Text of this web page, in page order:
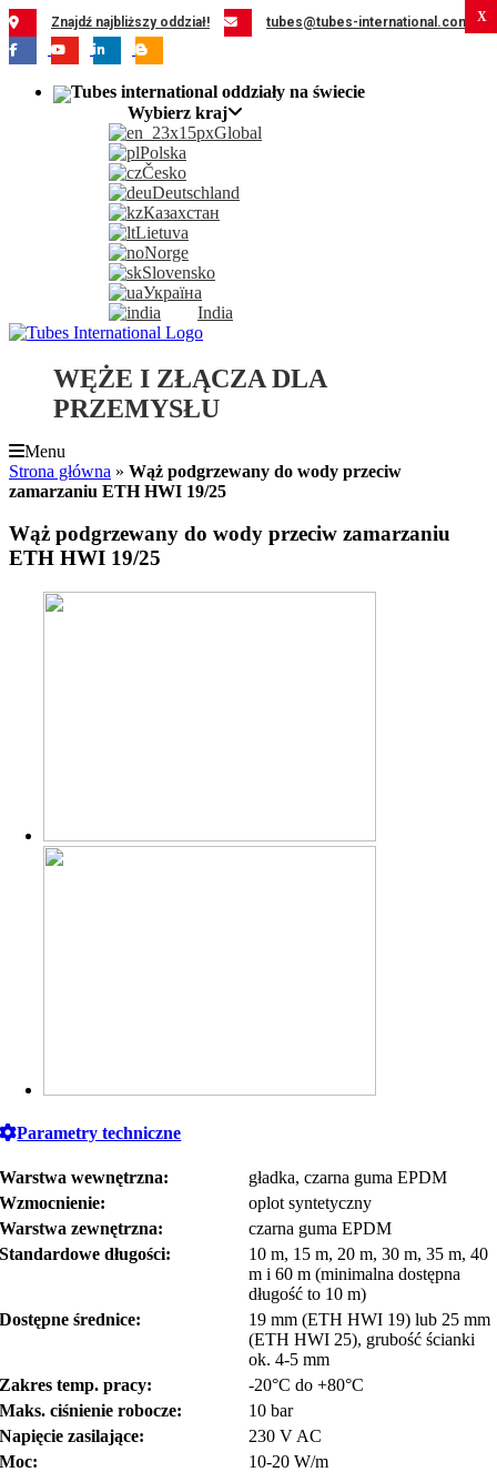
Przejdź
do
zawartości
Znajdź najbliższy oddział! tubes@tubes-international.com
Wybierz kraj
Global
Polska
Česko
Deutschland
Казахстан
Lietuva
Norge
Slovensko
Україна
India
WĘŻE I ZŁĄCZA DLA
PRZEMYSŁU
Menu
Strona główna » Wąż podgrzewany do wody przeciw
zamarzaniu ETH HWI 19/25
Wąż podgrzewany do wody przeciw zamarzaniu
ETH HWI 19/25
Parametry techniczne
Warstwa wewnętrzna:
gładka, czarna guma EPDM
Wzmocnienie:
oplot syntetyczny
Warstwa zewnętrzna:
czarna guma EPDM
Standardowe długości:
10 m, 15 m, 20 m, 30 m, 35 m, 40
m i 60 m (minimalna dostępna
długość to 10 m)
Dostępne średnice:
19 mm (ETH HWI 19) lub 25 mm
(ETH HWI 25), grubość ścianki
ok. 4-5 mm
Zakres temp. pracy:
-20°C do +80°C
Maks. ciśnienie robocze:
10 bar
Napięcie zasilające:
230 V AC
Moc:
10-20 W/m
X
X
X
X
X
X
X
X
X
X
X
X
X
X
X
X
X
X
X
X
X
X
X
X
X
X
X
X
X
X
X
X
X
X
X
X
X
X
X
X
X
X